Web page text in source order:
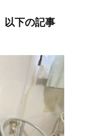
以下の記事